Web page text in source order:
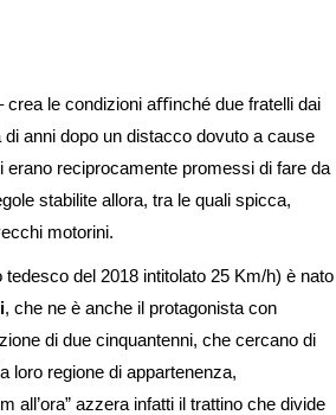
crea le condizioni aﬃnché due fratelli dai
anni dopo un distacco dovuto a cause
reciprocamente promessi di fare da
stabilite allora, tra le quali spicca,
motorini.
del 2018 intitolato 25 Km/h) è nato
, che ne è anche il protagonista con
di due cinquantenni, che cercano di
loro regione di appartenenza,
all’ora” azzera infatti il trattino che divide